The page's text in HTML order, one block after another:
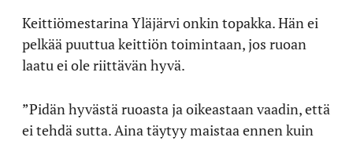
Keittiömestarina Yläjärvi onkin topakka. Hän ei
pelkää puuttua keittiön toimintaan, jos ruoan
laatu ei ole riittävän hyvä.
”Pidän hyvästä ruoasta ja oikeastaan vaadin, että
ei tehdä sutta. Aina täytyy maistaa ennen kuin